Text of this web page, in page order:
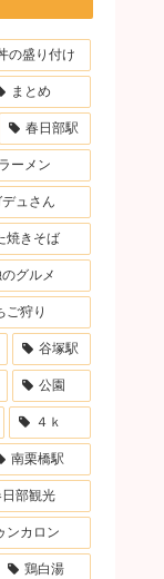
の盛り付け
まとめ
春日部駅
ーメン
デュさん
焼きそば
グルメ
ご狩り
谷塚駅
公園
４ｋ
南栗橋駅
部観光
ンカロン
鶏白湯